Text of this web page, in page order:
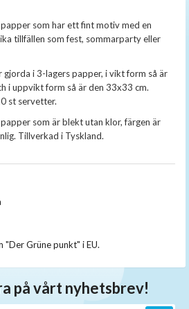
som har ett fint motiv med en
tillfällen som fest, sommarparty eller
gjorda i 3-lagers papper, i vikt form så är
i uppvikt form så är den 33x33 cm.
st servetter.
som är blekt utan klor, färgen är
Tillverkad i Tyskland.
"Der Grüne punkt" i EU.
på vårt nyhetsbrev!